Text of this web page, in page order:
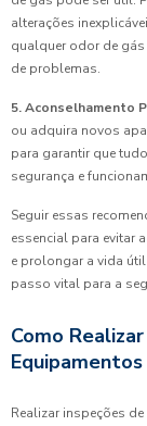
alterações
qualquer odor de
de problemas.
5. Aconselhamento
ou adquira novos
para garantir que
segurança e
Seguir essas
essencial para evitar
e prolongar a vida
passo vital para a
Como
Equipamentos
Realizar inspeções